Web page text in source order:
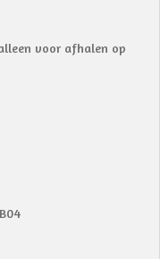
voor afhalen op